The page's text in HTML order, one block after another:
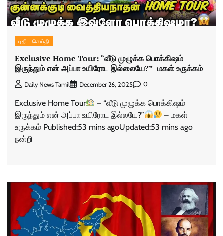
புதிய செய்தி
Exclusive Home Tour: “வீடு முழுக்க பொக்கிஷம்
இருந்தும் என் அப்பா உயிரோட இல்லையே?”- மகள் உருக்கம்
Daily News Tamil December 26, 2025 0
Exclusive Home Tour
– “வீடு முழுக்க பொக்கிஷம்
இருந்தும் என் அப்பா உயிரோட இல்லயே?”
– மகள்
உருக்கம் Published:53 mins agoUpdated:53 mins ago
நன்றி